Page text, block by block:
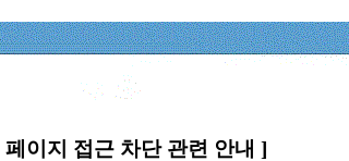
페이지 접근 차단 관련 안내 ]